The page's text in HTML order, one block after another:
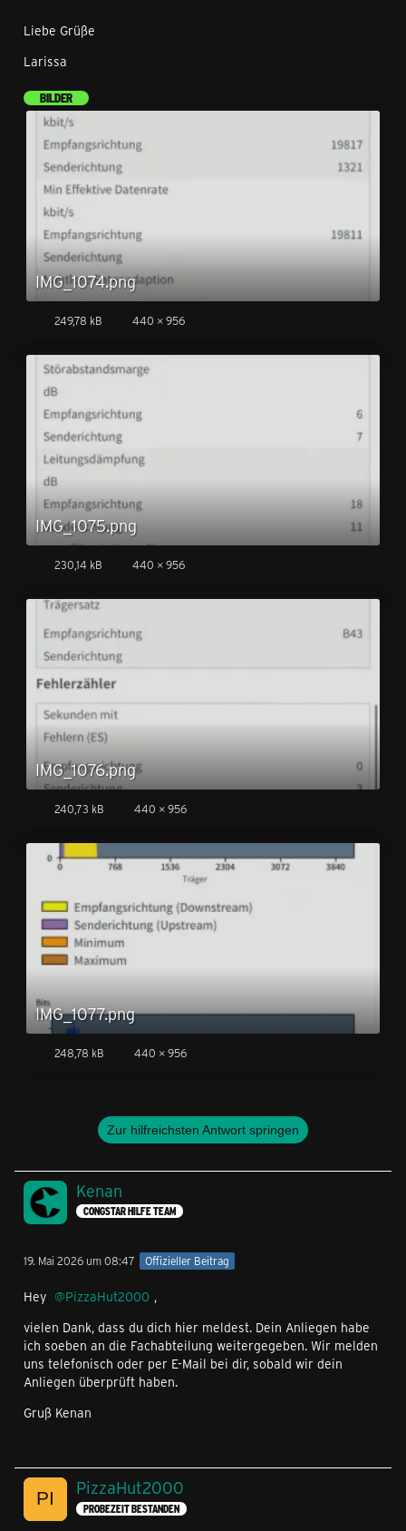
Liebe Grüße
Larissa
BILDER
IMG_1074.png
249,78 kB 440 × 956
IMG_1075.png
230,14 kB 440 × 956
IMG_1076.png
240,73 kB 440 × 956
IMG_1077.png
248,78 kB 440 × 956
Zur hilfreichsten Antwort springen
Kenan
CONGSTAR HILFE TEAM
19. Mai 2026 um 08:47 Offizieller Beitrag
Hey PizzaHut2000 ,
vielen Dank, dass du dich hier meldest. Dein Anliegen habe
ich soeben an die Fachabteilung weitergegeben. Wir melden
uns telefonisch oder per E-Mail bei dir, sobald wir dein
Anliegen überprüft haben.
Gruß Kenan
PizzaHut2000
PROBEZEIT BESTANDEN